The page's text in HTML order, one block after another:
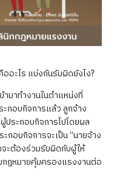
อะไร แบ่งกันรับผิดยังไง?
มาทำงานในตำแหน่งที่
กอบกิจการแล้ว ลูกจ้าง
ประกอบกิจการไปโดยผล
กอบกิจการจะเป็น “นายจ้าง
จะต้องร่วมรับผิดกับผู้ให้
กฎหมายคุ้มครองแรงงานต่อ